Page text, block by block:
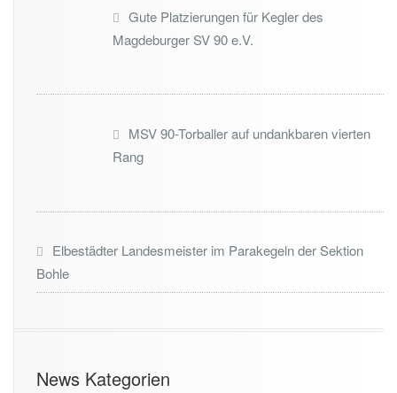
Gute Platzierungen für Kegler des
Magdeburger SV 90 e.V.
MSV 90-Torballer auf undankbaren vierten
Rang
Elbestädter Landesmeister im Parakegeln der Sektion
Bohle
News Kategorien